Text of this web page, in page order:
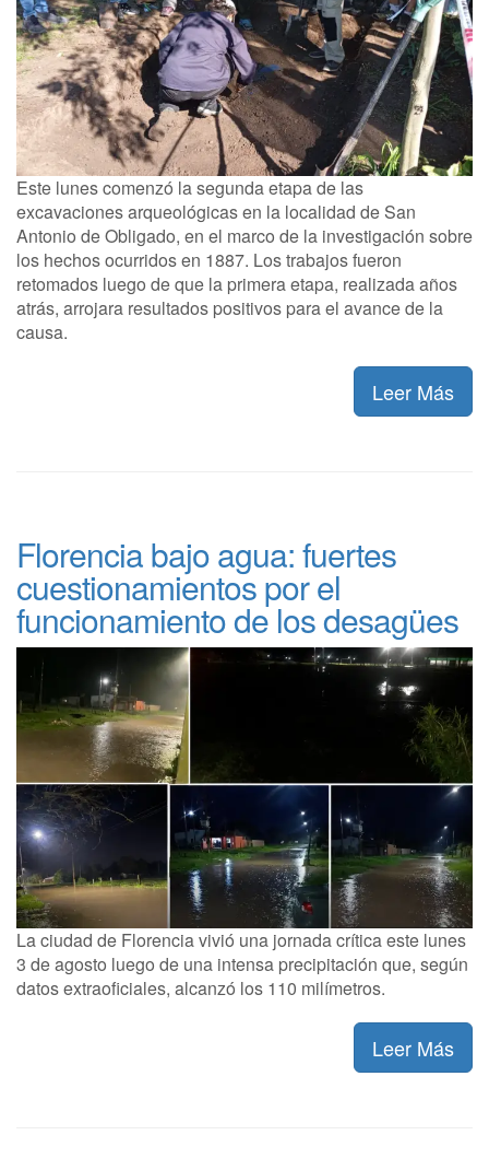
Este lunes comenzó la segunda etapa de las
excavaciones arqueológicas en la localidad de San
Antonio de Obligado, en el marco de la investigación sobre
los hechos ocurridos en 1887. Los trabajos fueron
retomados luego de que la primera etapa, realizada años
atrás, arrojara resultados positivos para el avance de la
causa.
Leer Más
Florencia bajo agua: fuertes
cuestionamientos por el
funcionamiento de los desagües
La ciudad de Florencia vivió una jornada crítica este lunes
3 de agosto luego de una intensa precipitación que, según
datos extraoficiales, alcanzó los 110 milímetros.
Leer Más